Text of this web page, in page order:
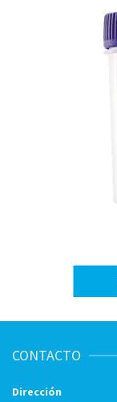
CONTACTO
Dirección